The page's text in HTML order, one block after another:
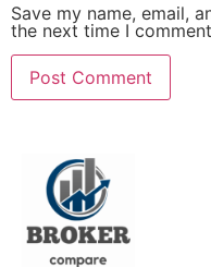
Save my name, email,
the next time I